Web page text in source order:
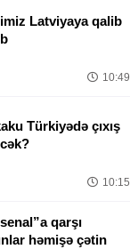
Latviyaya qalib
10:49
Türkiyədə çıxış
10:15
qarşı
həmişə çətin